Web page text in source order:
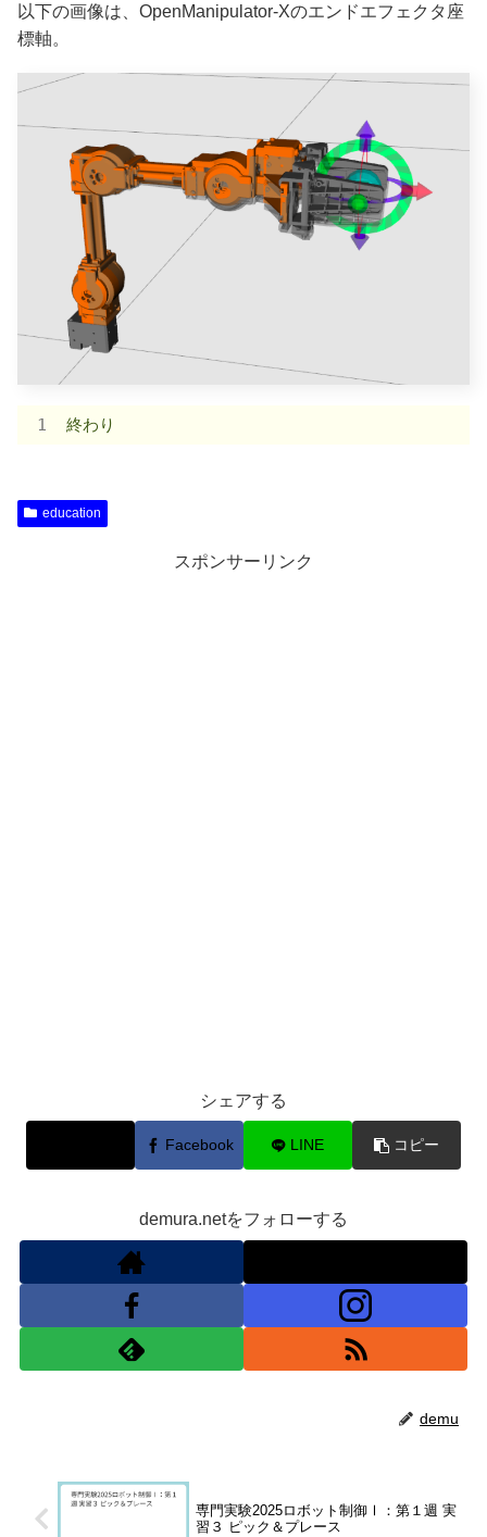
以下の画像は、OpenManipulator-Xのエンドエフェクタ座
標軸。
終わり
education
スポンサーリンク
シェアする
Facebook LINE コピー
demura.netをフォローする
demu
専門実験2025ロボット制御Ⅰ：第１週 実
習３ ピック＆プレース